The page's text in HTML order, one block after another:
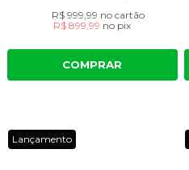
R$ 999,99 no cartão
R$ 899,99 no pix
COMPRAR
Lançamento